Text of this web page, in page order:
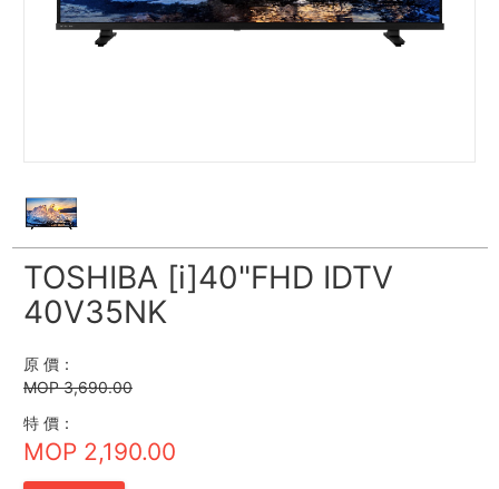
TOSHIBA [i]40"FHD IDTV
40V35NK
原 價：
MOP 3,690.00
特 價：
MOP 2,190.00